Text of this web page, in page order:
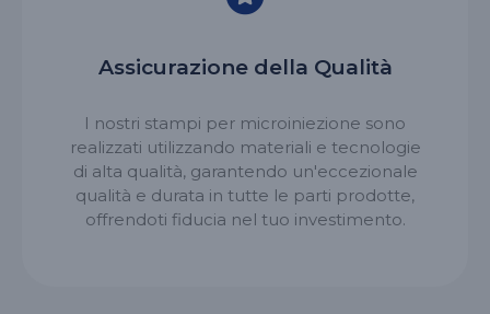
Assicurazione della Qualità
I nostri stampi per microiniezione sono
realizzati utilizzando materiali e tecnologie
di alta qualità, garantendo un'eccezionale
qualità e durata in tutte le parti prodotte,
offrendoti fiducia nel tuo investimento.